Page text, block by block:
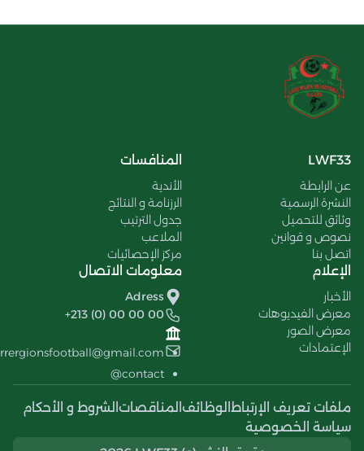
LWF33
عن الرابطة
النشرة الرسمية
وثائق للتحميل
نصوص و قوانين
اتصل بنا
المنافسات
الأندية
الرزنامة و النتائج
جدول الترتيب
الملاعب
مركز الإحصائيات
الإعلام
الأخبار
معرض الفيديوهات
معرض الصور
الإعتمادات
معلومات الاتصال
Adress
+213 (0) 00 00 00
contact@
ملفات تعريف الإرتباط الوظائف المناقصات الشروط و الأحكام
سياسة الخصوصية